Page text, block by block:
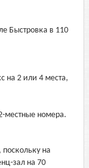
Быстровка в 110
на 2 или 4 места,
местные номера.
поскольку на
зал на 70